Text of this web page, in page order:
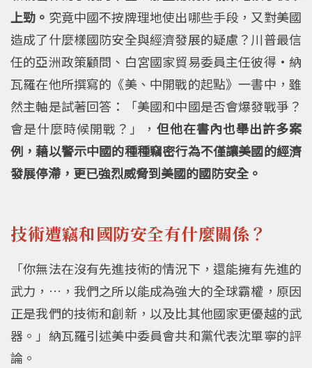
上勁。 究竟中國不按牌理地使出哪些手段，又對美國
造成了什麼樣國防安全與經濟發展的疑慮？川普最信
任的亞洲政策顧問、白宮國家貿易委員主任彼得•納
瓦羅在他所撰寫的《美、中開戰的起點》一書中，雖
然主軸是試著回答：「美國和中國是否會爆發戰爭？
會是什麼時候開戰？」， 但他在書內也舉出許多案
例，藉以警示中國的種種竊密行為不僅讓美國的經濟
發展停滯，更已強烈威脅到美國的國防安全。
技術遭竊和國防安全有什麼關係？
「你無法在沒有先進技術的情況下，還能擁有先進的
武力，…，我們之所以能成為強大的全球霸權，原因
正是我們的技術和創新，以及比其他國家更優越的武
器。」納瓦羅引述美中委員會共和黨代表沈單寧的評
論。